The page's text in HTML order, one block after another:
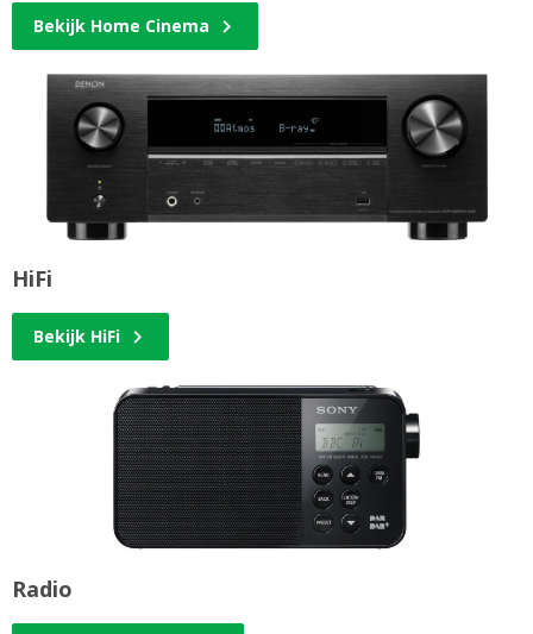
Bekijk Home Cinema
HiFi
Bekijk HiFi
Radio